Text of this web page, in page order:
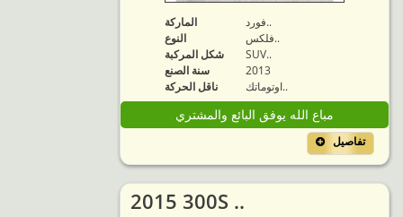
الماركة
فورد..
النوع
فلكس..
شكل المركبة
SUV..
سنة الصنع
2013
ناقل الحركة
اوتوماتك..
مباع الله يوفق البائع والمشتري
تفاصيل
2015 300S ..